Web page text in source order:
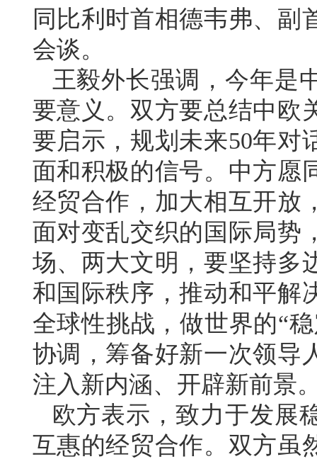
同比利时首相德韦弗、副
会谈。
王毅外长强调，今年是
要意义。双方要总结中欧
要启示，规划未来50年对
面和积极的信号。中方愿
经贸合作，加大相互开放
面对变乱交织的国际局势
场、两大文明，要坚持多
和国际秩序，推动和平解
全球性挑战，做世界的“
协调，筹备好新一次领导
注入新内涵、开辟新前景
欧方表示，致力于发展
互惠的经贸合作。双方虽